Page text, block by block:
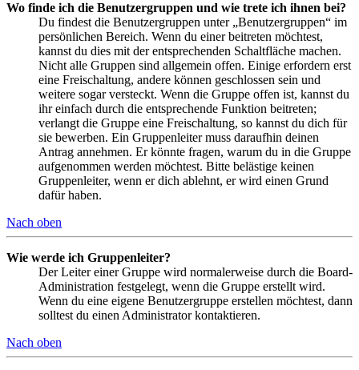
Wo finde ich die Benutzergruppen und wie trete ich ihnen bei?
Du findest die Benutzergruppen unter „Benutzergruppen“ im
persönlichen Bereich. Wenn du einer beitreten möchtest,
kannst du dies mit der entsprechenden Schaltfläche machen.
Nicht alle Gruppen sind allgemein offen. Einige erfordern erst
eine Freischaltung, andere können geschlossen sein und
weitere sogar versteckt. Wenn die Gruppe offen ist, kannst du
ihr einfach durch die entsprechende Funktion beitreten;
verlangt die Gruppe eine Freischaltung, so kannst du dich für
sie bewerben. Ein Gruppenleiter muss daraufhin deinen
Antrag annehmen. Er könnte fragen, warum du in die Gruppe
aufgenommen werden möchtest. Bitte belästige keinen
Gruppenleiter, wenn er dich ablehnt, er wird einen Grund
dafür haben.
Nach oben
Wie werde ich Gruppenleiter?
Der Leiter einer Gruppe wird normalerweise durch die Board-
Administration festgelegt, wenn die Gruppe erstellt wird.
Wenn du eine eigene Benutzergruppe erstellen möchtest, dann
solltest du einen Administrator kontaktieren.
Nach oben